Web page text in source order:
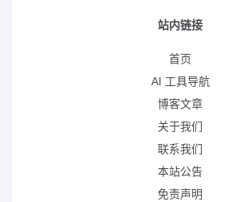
站内链接
首页
AI 工具导航
博客文章
关于我们
联系我们
本站公告
免责声明